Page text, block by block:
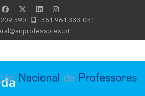
590
+351 961 333 051